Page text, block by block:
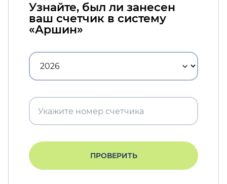
Узнайте, был ли занесен
ваш счетчик в систему
«Аршин»
ПРОВЕРИТЬ